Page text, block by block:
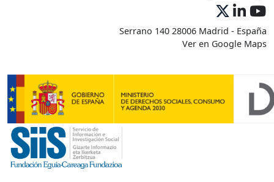
Serrano 140 28006 Madrid - España
Ver en Google Maps